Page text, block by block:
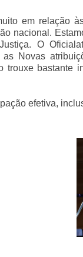
em relação
nacional.
O
as Novas
trouxe bastante
efetiva,